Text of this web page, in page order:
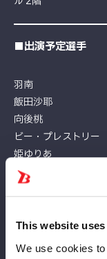
This website
We use cookies
■出演予定選手
羽南
飯田沙耶
向後桃
ビー・プレストリー
姫ゆりあ
※出演予定選手は変
■イベント内容